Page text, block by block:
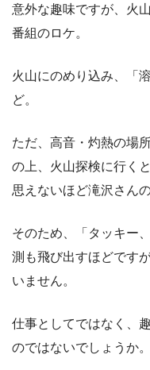
意外な趣味ですが、火
番組のロケ。
火山にのめり込み、「
ど。
ただ、高音・灼熱の場
の上、火山探検に行く
思えないほど滝沢さん
そのため、「タッキー
測も飛び出すほどです
いません。
仕事としてではなく、
のではないでしょうか。